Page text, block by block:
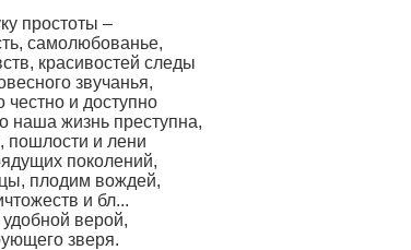
простоты –
самолюбованье,
красивостей следы
звучанья,
и доступно
наша жизнь преступна,
пошлости и лени
поколений,
плодим вождей,
и бл...
верой,
зверя.